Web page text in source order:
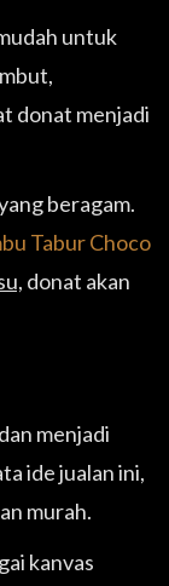
untuk
donat menjadi
beragam.
Tabur Choco
donat akan
menjadi
ide jualan ini,
murah.
kanvas